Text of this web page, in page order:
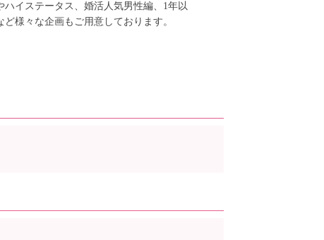
イステータス、婚活人気男性編、1年以
様々な企画もご用意しております。